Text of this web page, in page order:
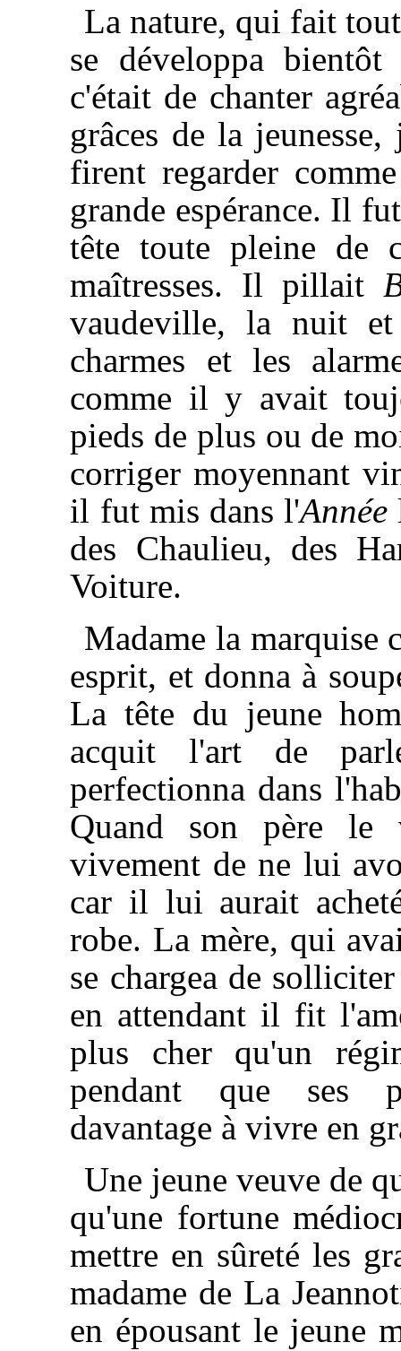
La nature, qui fait
se développa
c'était de chanter
grâces de la
firent regarder
grande espérance. Il
tête toute pleine de
maîtresses. Il pillait
vaudeville, la nuit
charmes et les
comme il y avait
pieds de plus ou de
corriger moyennant
il fut mis dans l'Année
des Chaulieu, des
Voiture.
Madame la marquise
esprit, et donna à
La tête du jeune
acquit l'art de
perfectionna dans
Quand son père
vivement de ne lui
car il lui aurait
robe. La mère, qui
se chargea de
en attendant il fit
plus cher qu'un
pendant que ses
davantage à vivre en
Une jeune veuve de
qu'une fortune
mettre en sûreté les
madame de La
en épousant le jeune